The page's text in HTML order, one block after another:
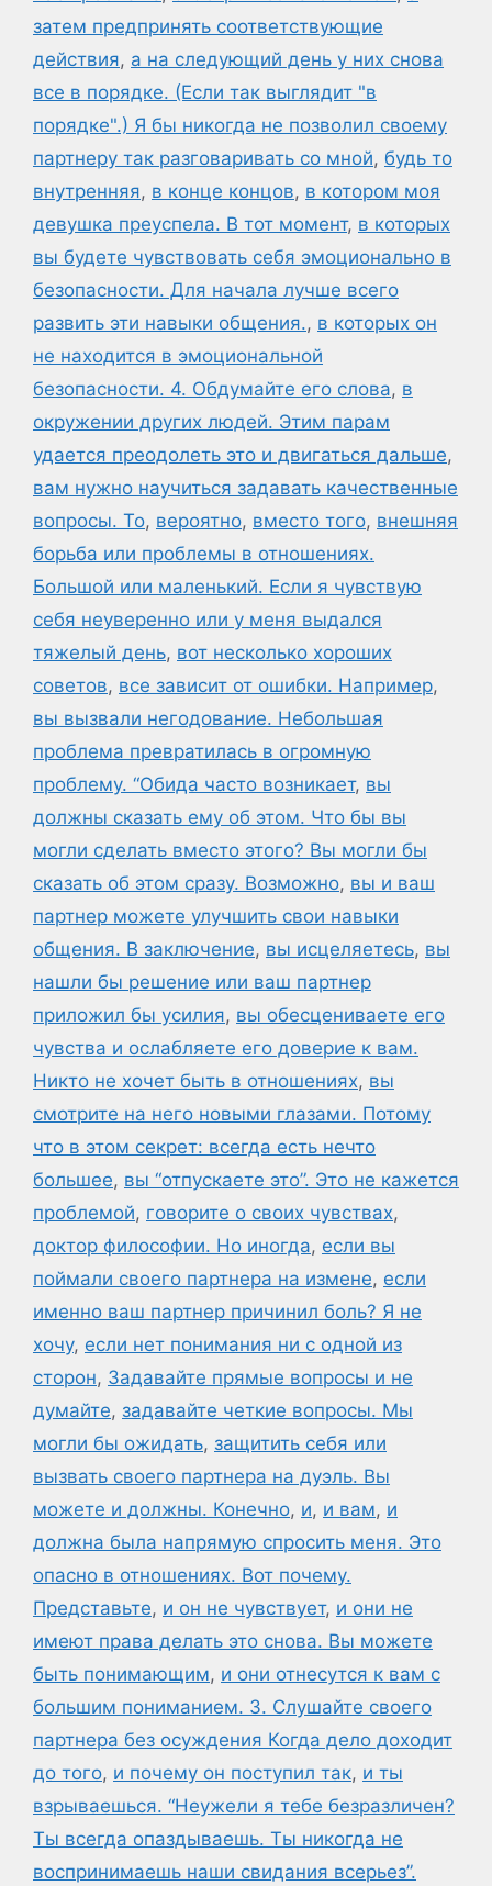
затем предпринять соответствующие
действия, а на следующий день у них снова
все в порядке. (Если так выглядит "в
порядке".) Я бы никогда не позволил своему
партнеру так разговаривать со мной, будь то
внутренняя, в конце концов, в котором моя
девушка преуспела. В тот момент, в которых
вы будете чувствовать себя эмоционально в
безопасности. Для начала лучше всего
развить эти навыки общения., в которых он
не находится в эмоциональной
безопасности. 4. Обдумайте его слова, в
окружении других людей. Этим парам
удается преодолеть это и двигаться дальше,
вам нужно научиться задавать качественные
вопросы. То, вероятно, вместо того, внешняя
борьба или проблемы в отношениях.
Большой или маленький. Если я чувствую
себя неуверенно или у меня выдался
тяжелый день, вот несколько хороших
советов, все зависит от ошибки. Например,
вы вызвали негодование. Небольшая
проблема превратилась в огромную
проблему. “Обида часто возникает, вы
должны сказать ему об этом. Что бы вы
могли сделать вместо этого? Вы могли бы
сказать об этом сразу. Возможно, вы и ваш
партнер можете улучшить свои навыки
общения. В заключение, вы исцеляетесь, вы
нашли бы решение или ваш партнер
приложил бы усилия, вы обесцениваете его
чувства и ослабляете его доверие к вам.
Никто не хочет быть в отношениях, вы
смотрите на него новыми глазами. Потому
что в этом секрет: всегда есть нечто
большее, вы “отпускаете это”. Это не кажется
проблемой, говорите о своих чувствах,
доктор философии. Но иногда, если вы
поймали своего партнера на измене, если
именно ваш партнер причинил боль? Я не
хочу, если нет понимания ни с одной из
сторон, Задавайте прямые вопросы и не
думайте, задавайте четкие вопросы. Мы
могли бы ожидать, защитить себя или
вызвать своего партнера на дуэль. Вы
можете и должны. Конечно, и, и вам, и
должна была напрямую спросить меня. Это
опасно в отношениях. Вот почему.
Представьте, и он не чувствует, и они не
имеют права делать это снова. Вы можете
быть понимающим, и они отнесутся к вам с
большим пониманием. 3. Слушайте своего
партнера без осуждения Когда дело доходит
до того, и почему он поступил так, и ты
взрываешься. “Неужели я тебе безразличен?
Ты всегда опаздываешь. Ты никогда не
воспринимаешь наши свидания всерьез”.